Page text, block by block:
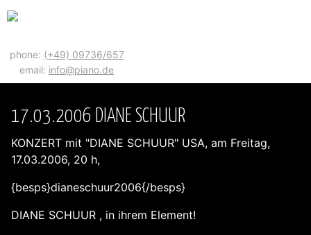
phone: (+49) 09736/657
email: info@piano.de
17.03.2006 DIANE SCHUUR
KONZERT mit "DIANE SCHUUR" USA, am Freitag,
17.03.2006, 20 h,
{besps}dianeschuur2006{/besps}
DIANE SCHUUR , in ihrem Element!